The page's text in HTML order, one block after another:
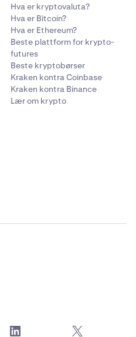
Hva er kryptovaluta?
Hva er Bitcoin?
Hva er Ethereum?
Beste plattform for krypto-
futures
Beste kryptobørser
Kraken kontra Coinbase
Kraken kontra Binance
Lær om krypto